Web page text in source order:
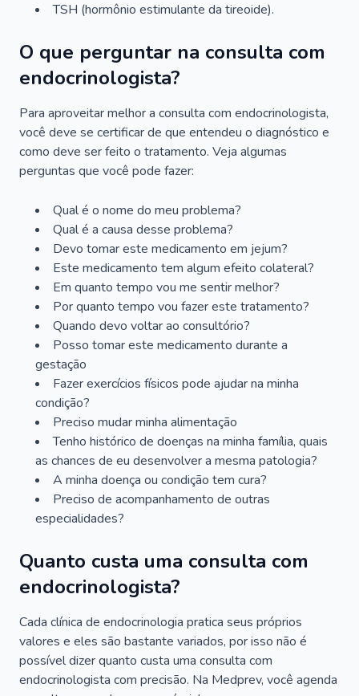
TSH (hormônio estimulante da tireoide).
O que perguntar na consulta com
endocrinologista?
Para aproveitar melhor a consulta com endocrinologista,
você deve se certificar de que entendeu o diagnóstico e
como deve ser feito o tratamento. Veja algumas
perguntas que você pode fazer:
Qual é o nome do meu problema?
Qual é a causa desse problema?
Devo tomar este medicamento em jejum?
Este medicamento tem algum efeito colateral?
Em quanto tempo vou me sentir melhor?
Por quanto tempo vou fazer este tratamento?
Quando devo voltar ao consultório?
Posso tomar este medicamento durante a
gestação
Fazer exercícios físicos pode ajudar na minha
condição?
Preciso mudar minha alimentação
Tenho histórico de doenças na minha família, quais
as chances de eu desenvolver a mesma patologia?
A minha doença ou condição tem cura?
Preciso de acompanhamento de outras
especialidades?
Quanto custa uma consulta com
endocrinologista?
Cada clínica de endocrinologia pratica seus próprios
valores e eles são bastante variados, por isso não é
possível dizer quanto custa uma consulta com
endocrinologista com precisão. Na Medprev, você agenda